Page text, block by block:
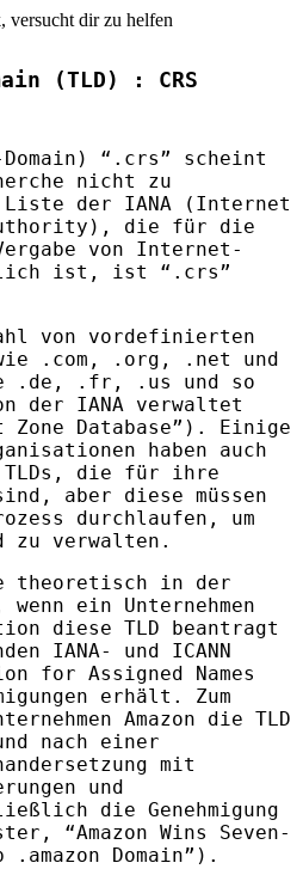
(TLD) : CRS
“.crs” scheint
nicht zu
der IANA (Internet
Authority), die für die
von Internet-
ist, ist “.crs”
von vordefinierten
wie .com, .org, .net und
.de, .fr, .us und so
der IANA verwaltet
Zone Database”). Einige
haben auch
TLDs, die für ihre
aber diese müssen
durchlaufen, um
zu verwalten.
theoretisch in der
ein Unternehmen
diese TLD beantragt
IANA- und ICANN
for Assigned Names
erhält. Zum
Amazon die TLD
nach einer
mit
und
die Genehmigung
“Amazon Wins Seven-
Domain”).